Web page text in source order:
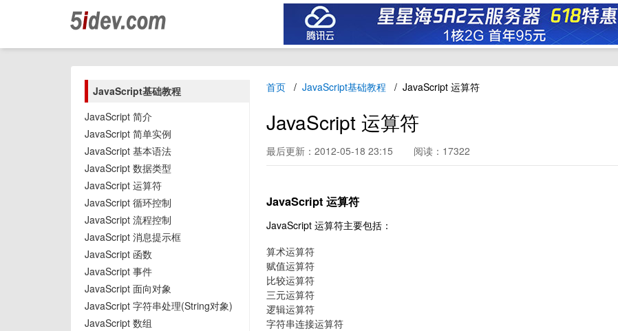
JavaScript基础教程
JavaScript 简介
JavaScript 简单实例
JavaScript 基本语法
JavaScript 数据类型
JavaScript 运算符
JavaScript 循环控制
JavaScript 流程控制
JavaScript 消息提示框
JavaScript 函数
JavaScript 事件
JavaScript 面向对象
JavaScript 字符串处理(String对象)
JavaScript 数组
首页 JavaScript基础教程 JavaScript 运算符
JavaScript 运算符
最后更新：2012-05-18 23:15 阅读：17322
JavaScript 运算符
JavaScript 运算符主要包括：
算术运算符
赋值运算符
比较运算符
三元运算符
逻辑运算符
字符串连接运算符